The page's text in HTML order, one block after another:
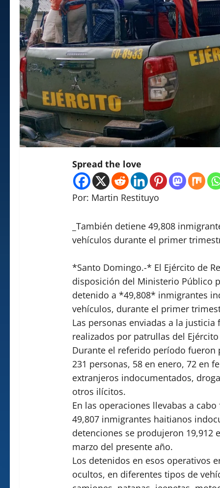
Spread the love
Por: Martin Restituyo
_También detiene 49,808
vehículos durante el primer
*Santo Domingo.-* El Ejército de
disposición del Ministerio Público
detenido a *49,808* inmigrantes
vehículos, durante el primer
Las personas enviadas a la
realizados por patrullas del
Durante el referido período
231 personas, 58 en enero, 72 en
extranjeros indocumentados,
otros ilícitos.
En las operaciones llevabas a
49,807 inmigrantes haitianos
detenciones se produjeron 19,912
marzo del presente año.
Los detenidos en esos operativos
ocultos, en diferentes tipos de